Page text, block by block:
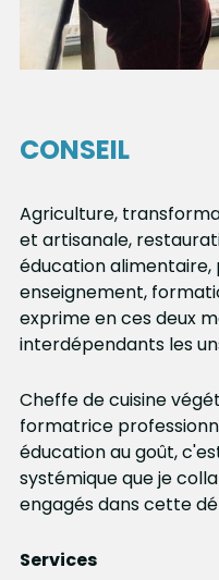
CONSEIL
Agriculture,
et artisanale,
éducation alimentaire,
enseignement,
exprime en ces deux
interdépendants les
Cheffe de cuisine
formatrice
éducation au goût,
systémique que je
engagés dans cette
Services